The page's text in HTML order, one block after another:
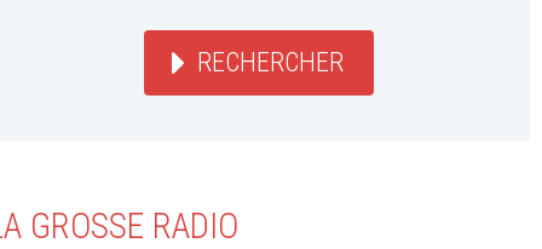
RECHERCHER
GROSSE RADIO